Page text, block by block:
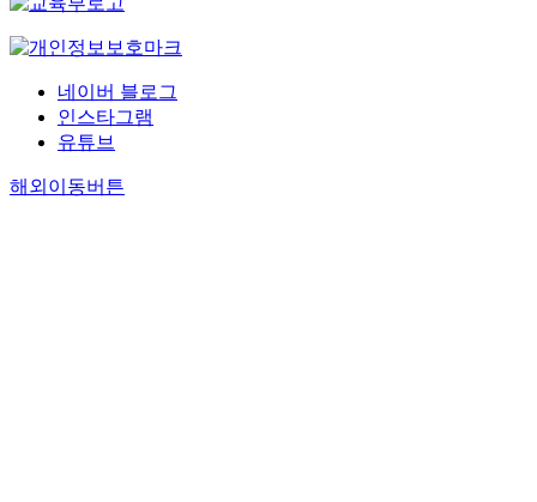
네이버 블로그
인스타그램
유튜브
해외이동버튼